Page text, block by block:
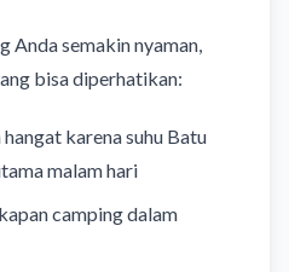
Anda semakin nyaman,
bisa diperhatikan:
karena suhu Batu
malam hari
camping dalam